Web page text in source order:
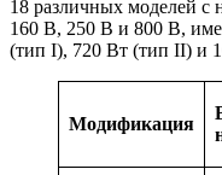
18 различных моделей
160 В, 250 В и 800 В,
(тип I), 720 Вт (тип II) и
Модификация